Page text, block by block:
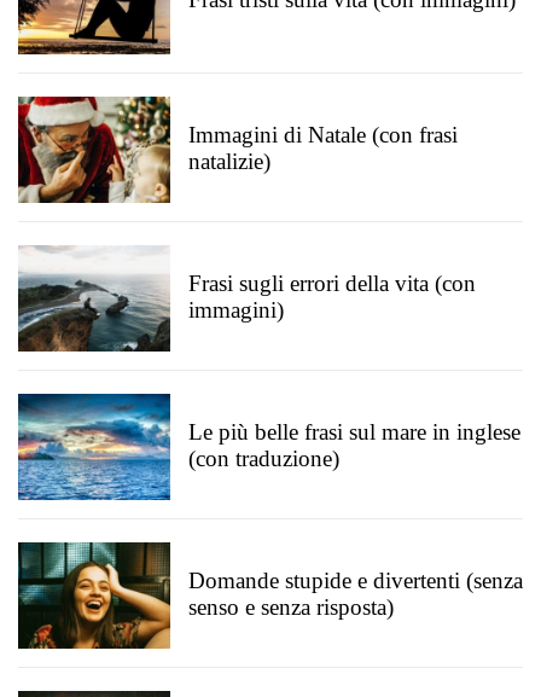
Immagini di Natale (con frasi
natalizie)
Frasi sugli errori della vita (con
immagini)
Le più belle frasi sul mare in inglese
(con traduzione)
Domande stupide e divertenti (senza
senso e senza risposta)